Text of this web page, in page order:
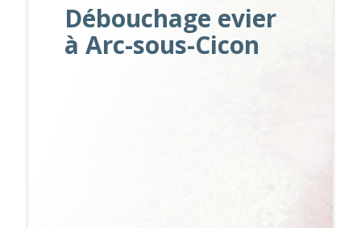
Débouchage evier
à Arc-sous-Cicon